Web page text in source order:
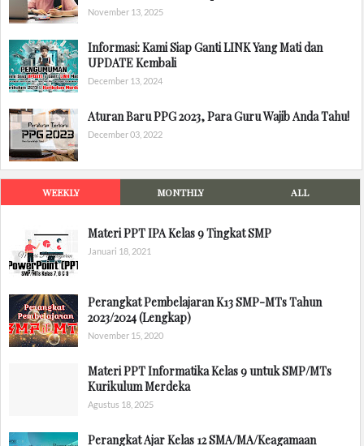
November 13, 2025
Informasi: Kami Siap Ganti LINK Yang Mati dan
UPDATE Kembali
December 13, 2024
Aturan Baru PPG 2023, Para Guru Wajib Anda Tahu!
December 03, 2022
WEEKLY MONTHLY ALL
Materi PPT IPA Kelas 9 Tingkat SMP
Januari 18, 2021
Perangkat Pembelajaran K13 SMP-MTs Tahun
2023/2024 (Lengkap)
November 15, 2020
Materi PPT Informatika Kelas 9 untuk SMP/MTs
Kurikulum Merdeka
Agustus 18, 2025
Perangkat Ajar Kelas 12 SMA/MA/Keagamaan